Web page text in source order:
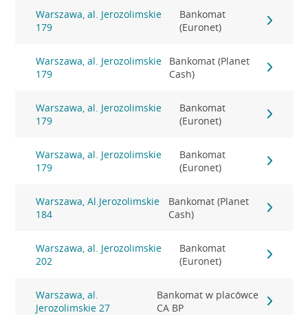
Warszawa, al. Jerozolimskie
179
Bankomat
(Euronet)
Warszawa, al. Jerozolimskie
179
Bankomat (Planet
Cash)
Warszawa, al. Jerozolimskie
179
Bankomat
(Euronet)
Warszawa, al. Jerozolimskie
179
Bankomat
(Euronet)
Warszawa, Al.Jerozolimskie
184
Bankomat (Planet
Cash)
Warszawa, al. Jerozolimskie
202
Bankomat
(Euronet)
Warszawa, al.
Jerozolimskie 27
Bankomat w placówce
CA BP